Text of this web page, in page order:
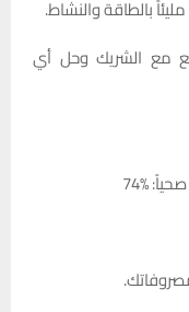
بالطاقة والنشاط.
مع الشريك وحل أي